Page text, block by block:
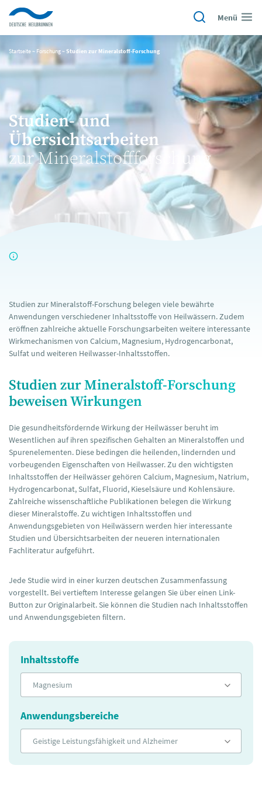
Menü
Startseite~ Forschung~ Studien zur Mineralstoff-Forschung
Studien- und
Übersichtsarbeiten
zur Mineralstoffforschung
Studien zur Mineralstoff-Forschung belegen viele bewährte
Anwendungen verschiedener Inhaltsstoffe von Heilwässern. Zudem
eröffnen zahlreiche aktuelle Forschungsarbeiten weitere interessante
Wirkmechanismen von Calcium, Magnesium, Hydrogencarbonat,
Sulfat und weiteren Heilwasser-Inhaltsstoffen.
Studien zur Mineralstoff-Forschung
beweisen Wirkungen
Die gesundheitsfördernde Wirkung der Heilwässer beruht im
Wesentlichen auf ihren spezifischen Gehalten an Mineralstoffen und
Spurenelementen. Diese bedingen die heilenden, lindernden und
vorbeugenden Eigenschaften von Heilwasser. Zu den wichtigsten
Inhaltsstoffen der Heilwässer gehören Calcium, Magnesium, Natrium,
Hydrogencarbonat, Sulfat, Fluorid, Kieselsäure und Kohlensäure.
Zahlreiche wissenschaftliche Publikationen belegen die Wirkung
dieser Mineralstoffe. Zu wichtigen Inhaltsstoffen und
Anwendungsgebieten von Heilwässern werden hier interessante
Studien und Übersichtsarbeiten der neueren internationalen
Fachliteratur aufgeführt.
Jede Studie wird in einer kurzen deutschen Zusammenfassung
vorgestellt. Bei vertieftem Interesse gelangen Sie über einen Link-
Button zur Originalarbeit. Sie können die Studien nach Inhaltsstoffen
und Anwendungsgebieten filtern.
Inhaltsstoffe
Magnesium
Anwendungsbereiche
Geistige Leistungsfähigkeit und Alzheimer